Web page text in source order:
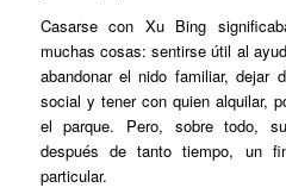
Casarse con Xu Bing
muchas cosas: sentirse útil al
abandonar el nido familiar, dejar
social y tener con quien alquilar,
el parque. Pero, sobre todo,
después de tanto tiempo, un
particular.